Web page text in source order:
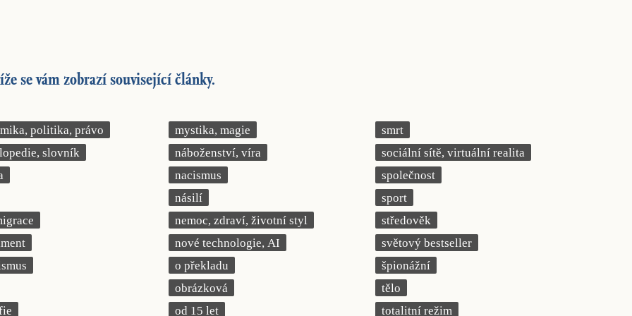
se vám zobrazí související články.
politika, právo
slovník
mystika, magie
náboženství, víra
nacismus
násilí
nemoc, zdraví, životní styl
nové technologie, AI
o překladu
obrázková
od 15 let
smrt
sociální sítě, virtuální realita
společnost
sport
středověk
světový bestseller
špionážní
tělo
totalitní režim